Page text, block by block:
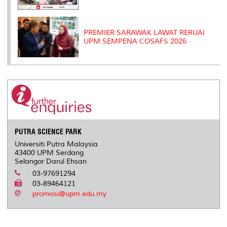
PREMIER SARAWAK LAWAT RERUAI
UPM SEMPENA COSAFS 2026
PUTRA SCIENCE PARK
Universiti Putra Malaysia
43400 UPM Serdang
Selangor Darul Ehsan
03-97691294
03-89464121
promosi@upm.edu.my